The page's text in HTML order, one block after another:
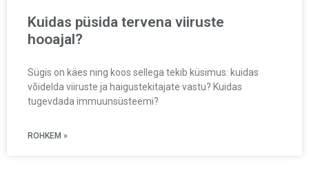
Kuidas püsida tervena viiruste
hooajal?
Sügis on käes ning koos sellega tekib küsimus: kuidas
võidelda viiruste ja haigustekitajate vastu? Kuidas
tugevdada immuunsüsteemi?
ROHKEM »